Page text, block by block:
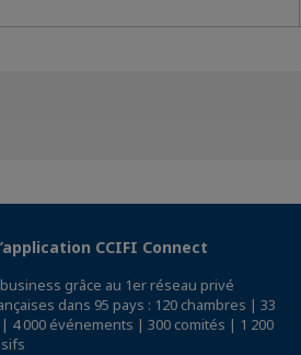
CCIFI Connect
grâce au 1er réseau privé
dans 95 pays : 120 chambres | 33
4 000 événements | 300 comités | 1 200